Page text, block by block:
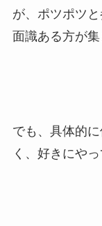
が、ポツポツ
面識ある方が集
でも、具体的
く、好きにや